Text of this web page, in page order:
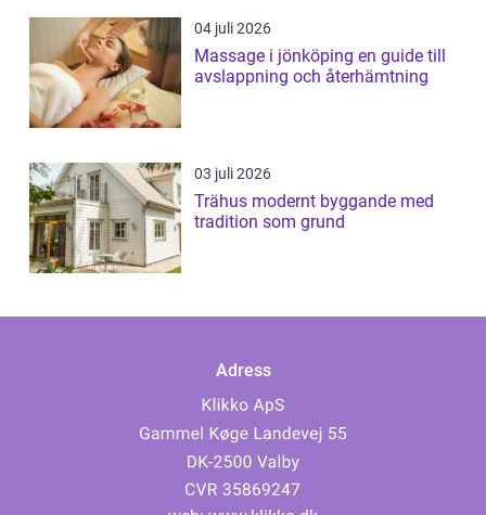
04 juli 2026
Massage i jönköping en guide till
avslappning och återhämtning
03 juli 2026
Trähus modernt byggande med
tradition som grund
Adress